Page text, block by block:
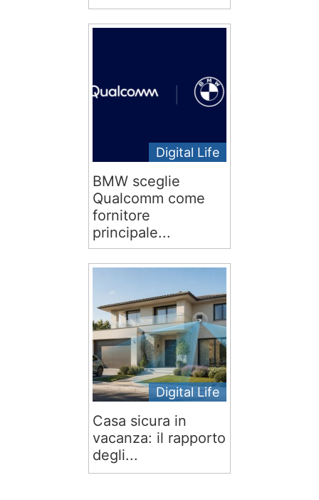
Digital Life
BMW sceglie
Qualcomm come
fornitore
principale...
Digital Life
Casa sicura in
vacanza: il rapporto
degli...